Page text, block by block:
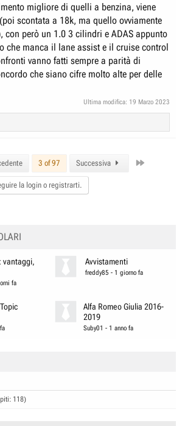
migliore di quelli a benzina, viene
scontata a 18k, ma quello ovviamente
con però un 1.0 3 cilindri e ADAS appunto
che manca il lane assist e il cruise control
vanno fatti sempre a parità di
che siano cifre molto alte per delle
Ultima modifica: 19 Marzo 2023
3 of 97 Successiva
la login o registrarti.
vantaggi,
fa
Avvistamenti
freddy85 - 1 giorno fa
Alfa Romeo Giulia 2016-
2019
Suby01 - 1 anno fa
118)